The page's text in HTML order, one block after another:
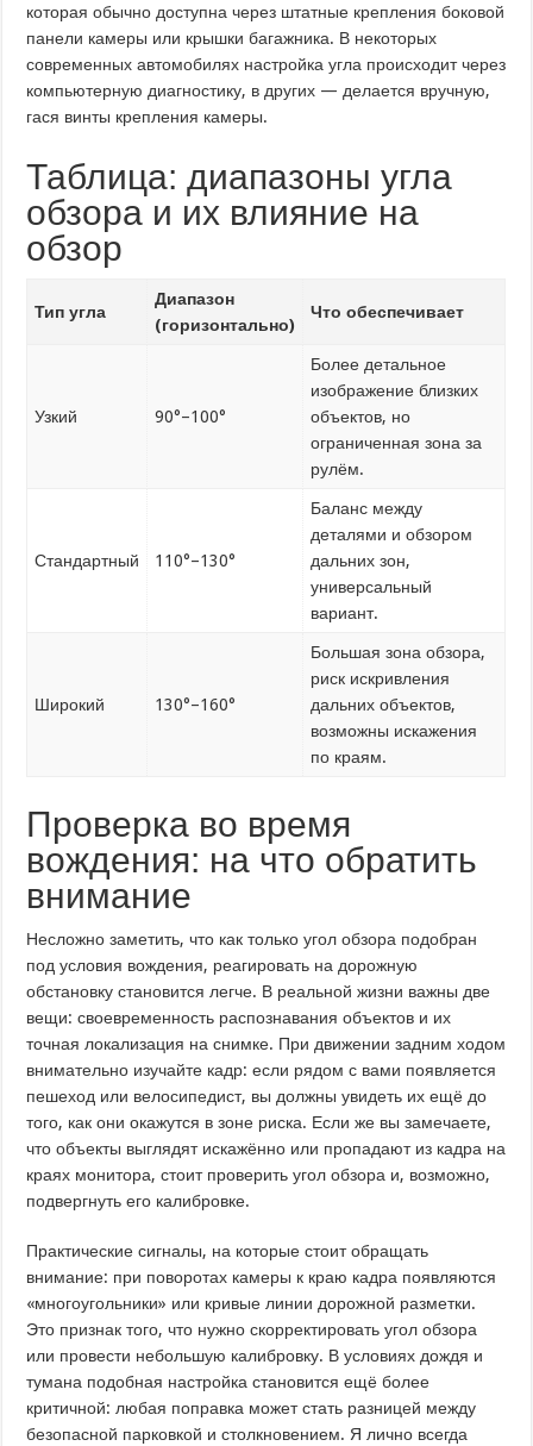
которая обычно доступна через штатные крепления боковой
панели камеры или крышки багажника. В некоторых
современных автомобилях настройка угла происходит через
компьютерную диагностику, в других — делается вручную,
гася винты крепления камеры.
Таблица: диапазоны угла
обзора и их влияние на
обзор
Тип угла
Диапазон
(горизонтально)
Что обеспечивает
Узкий 90°–100°
Более детальное
изображение близких
объектов, но
ограниченная зона за
рулём.
Стандартный 110°–130°
Баланс между
деталями и обзором
дальних зон,
универсальный
вариант.
Широкий 130°–160°
Большая зона обзора,
риск искривления
дальних объектов,
возможны искажения
по краям.
Проверка во время
вождения: на что обратить
внимание
Несложно заметить, что как только угол обзора подобран
под условия вождения, реагировать на дорожную
обстановку становится легче. В реальной жизни важны две
вещи: своевременность распознавания объектов и их
точная локализация на снимке. При движении задним ходом
внимательно изучайте кадр: если рядом с вами появляется
пешеход или велосипедист, вы должны увидеть их ещё до
того, как они окажутся в зоне риска. Если же вы замечаете,
что объекты выглядят искажённо или пропадают из кадра на
краях монитора, стоит проверить угол обзора и, возможно,
подвергнуть его калибровке.
Практические сигналы, на которые стоит обращать
внимание: при поворотах камеры к краю кадра появляются
«многоугольники» или кривые линии дорожной разметки.
Это признак того, что нужно скорректировать угол обзора
или провести небольшую калибровку. В условиях дождя и
тумана подобная настройка становится ещё более
критичной: любая поправка может стать разницей между
безопасной парковкой и столкновением. Я лично всегда